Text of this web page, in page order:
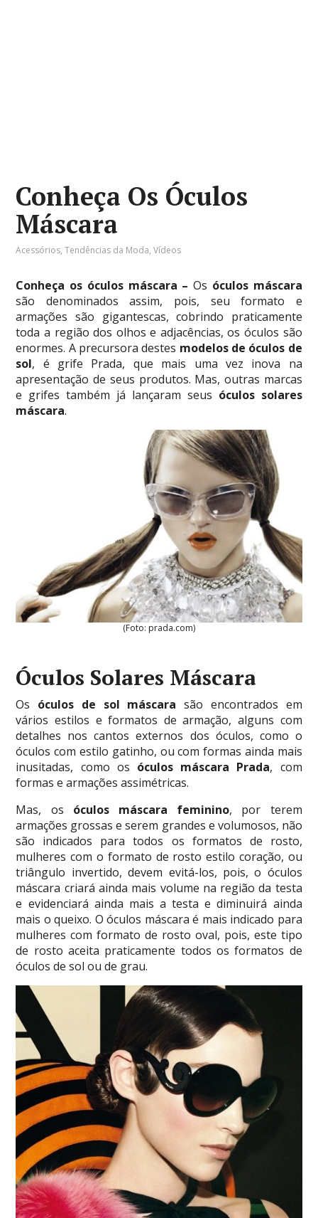
Conheça Os Óculos
Máscara
Acessórios,Tendências da Moda,Vídeos
Conheça os óculos máscara –Os óculos máscara
são denominados assim, pois, seu formato e
armações são gigantescas, cobrindo praticamente
toda a região dos olhos e adjacências, os óculos são
enormes. A precursora destes modelos de óculos de
sol, é grife Prada, que mais uma vez inova na
apresentação de seus produtos. Mas, outras marcas
e grifes também já lançaram seus óculos solares
máscara.
(Foto: prada.com)
Óculos Solares Máscara
Os óculos de sol máscara são encontrados em
vários estilos e formatos de armação, alguns com
detalhes nos cantos externos dos óculos, como o
óculos com estilo gatinho, ou com formas ainda mais
inusitadas, como os óculos máscara Prada, com
formas e armações assimétricas.
Mas, os óculos máscara feminino, por terem
armações grossas e serem grandes e volumosos, não
são indicados para todos os formatos de rosto,
mulheres com o formato de rosto estilo coração, ou
triângulo invertido, devem evitá-los, pois, o óculos
máscara criará ainda mais volume na região da testa
e evidenciará ainda mais a testa e diminuirá ainda
mais o queixo. O óculos máscara é mais indicado para
mulheres com formato de rosto oval, pois, este tipo
de rosto aceita praticamente todos os formatos de
óculos de sol ou de grau.